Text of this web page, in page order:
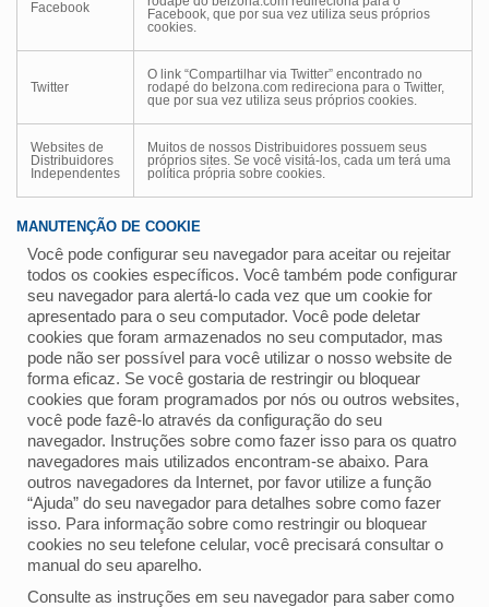
Facebook
Facebook, que por sua vez utiliza seus próprios
cookies.
Twitter
O link “Compartilhar via Twitter” encontrado no
rodapé do belzona.com redireciona para o Twitter,
que por sua vez utiliza seus próprios cookies.
Websites de
Distribuidores
Independentes
Muitos de nossos Distribuidores possuem seus
próprios sites. Se você visitá-los, cada um terá uma
política própria sobre cookies.
MANUTENÇÃO DE COOKIE
Você pode configurar seu navegador para aceitar ou rejeitar
todos os cookies específicos. Você também pode configurar
seu navegador para alertá-lo cada vez que um cookie for
apresentado para o seu computador. Você pode deletar
cookies que foram armazenados no seu computador, mas
pode não ser possível para você utilizar o nosso website de
forma eficaz. Se você gostaria de restringir ou bloquear
cookies que foram programados por nós ou outros websites,
você pode fazê-lo através da configuração do seu
navegador. Instruções sobre como fazer isso para os quatro
navegadores mais utilizados encontram-se abaixo. Para
outros navegadores da Internet, por favor utilize a função
“Ajuda” do seu navegador para detalhes sobre como fazer
isso. Para informação sobre como restringir ou bloquear
cookies no seu telefone celular, você precisará consultar o
manual do seu aparelho.
Consulte as instruções em seu navegador para saber como